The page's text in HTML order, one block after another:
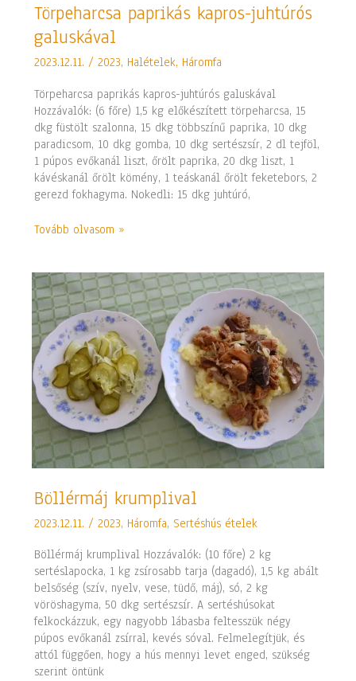
Törpeharcsa paprikás kapros-juhtúrós
galuskával
2023.12.11./2023, Halételek, Háromfa
Törpeharcsa paprikás kapros-juhtúrós galuskával
Hozzávalók: (6 főre) 1,5 kg előkészített törpeharcsa, 15
dkg füstölt szalonna, 15 dkg többszínű paprika, 10 dkg
paradicsom, 10 dkg gomba, 10 dkg sertészsír, 2 dl tejföl,
1 púpos evőkanál liszt, őrölt paprika, 20 dkg liszt, 1
kávéskanál őrölt kömény, 1 teáskanál őrölt feketebors, 2
gerezd fokhagyma. Nokedli: 15 dkg juhtúró,
Törpeharcsa
paprikás
kapros-
juhtúrós
Tovább olvasom »
Böllérmáj krumplival
2023.12.11. /2023, Háromfa, Sertéshús ételek
Böllérmáj krumplival Hozzávalók: (10 főre) 2 kg
sertéslapocka, 1 kg zsírosabb tarja (dagadó), 1,5 kg abált
belsőség (szív, nyelv, vese, tüdő, máj), só, 2 kg
vöröshagyma, 50 dkg sertészsír. A sertéshúsokat
felkockázzuk, egy nagyobb lábasba feltesszük négy
púpos evőkanál zsírral, kevés sóval. Felmelegítjük, és
attól függően, hogy a hús mennyi levet enged, szükség
szerint öntünk
Böllérmáj